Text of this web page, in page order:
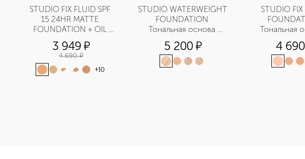
STUDIO FIX ​FLUID SPF
15 24HR MATTE
FOUNDATION + OIL
CONTROL Тональная
основа
3 949 ¤
4 690 ¤
+10
STUDIO WATERWEIGHT
FOUNDATION
Тональная основа
SPF30
5 200¤
STUDIO
Тональная
флюид
4 690